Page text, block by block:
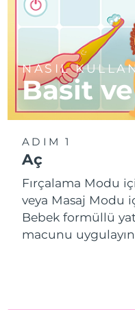
NASIL
Basit
ADIM 1
Aç
Fırçalama Modu
veya Masaj Modu
Bebek formüllü
macunu